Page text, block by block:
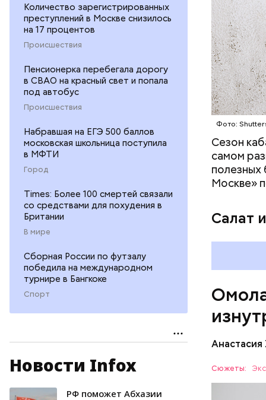
Количество зарегистрированных
преступлений в Москве снизилось
на 17 процентов
Происшествия
Пенсионерка перебегала дорогу
в СВАО на красный свет и попала
под автобус
Происшествия
Набравшая на ЕГЭ 500 баллов
московская школьница поступила
в МФТИ
Город
Times: Более 100 смертей связали
со средствами для похудения в
Британии
В мире
Сборная России по футзалу
победила на международном
турнире в Бангкоке
Спорт
Новости Infox
РФ поможет Абхазии
Фото:
Сезон
самом
полезных
Москве»
Салат
Сюжеты:
Дыня
кожи;
плода.
ряда
лютеин
наше
калий
— В